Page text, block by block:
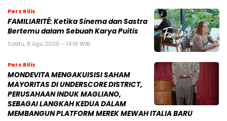
Pers Rilis
FAMILIARITÉ: Ketika Sinema dan Sastra
Bertemu dalam Sebuah Karya Puitis
Sabtu, 8 Agu 2026 - 14:19 WIB
Pers Rilis
MONDEVITA MENGAKUISISI SAHAM
MAYORITAS DI UNDERSCORE DISTRICT,
PERUSAHAAN INDUK MAGLIANO,
SEBAGAI LANGKAH KEDUA DALAM
MEMBANGUN PLATFORM MEREK MEWAH ITALIA BARU